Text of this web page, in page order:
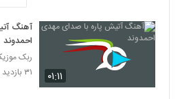
۰۱:۱۱
آهنگ
احمدوند
ربک
۳۱ بازدید